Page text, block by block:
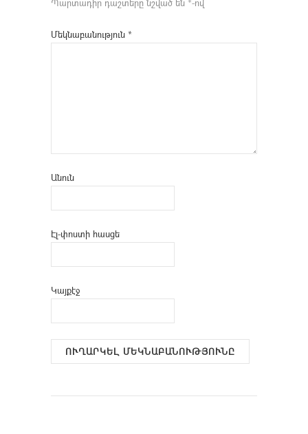
Պարտադիր դաշտերը նշված են *-ով
Մեկնաբանություն *
Անուն
Էլ-փոստի հասցե
Կայքէջ